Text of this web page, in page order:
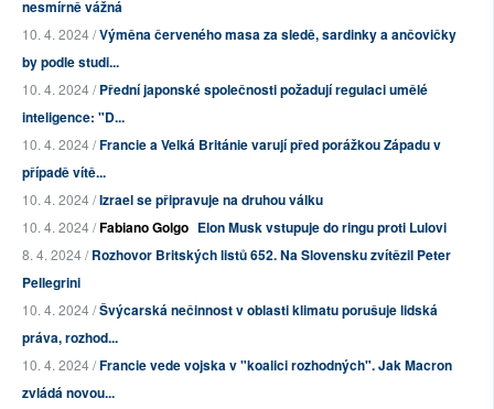
nesmírně vážná
10. 4. 2024 /Výměna červeného masa za sledě, sardinky a ančovičky
by podle studi...
10. 4. 2024 /Přední japonské společnosti požadují regulaci umělé
inteligence: "D...
10. 4. 2024 /Francie a Velká Británie varují před porážkou Západu v
případě vítě...
10. 4. 2024 /Izrael se připravuje na druhou válku
10. 4. 2024 /Fabiano Golgo Elon Musk vstupuje do ringu proti Lulovi
8. 4. 2024 /Rozhovor Britských listů 652. Na Slovensku zvítězil Peter
Pellegrini
10. 4. 2024 /Švýcarská nečinnost v oblasti klimatu porušuje lidská
práva, rozhod...
10. 4. 2024 /Francie vede vojska v "koalici rozhodných". Jak Macron
zvládá novou...